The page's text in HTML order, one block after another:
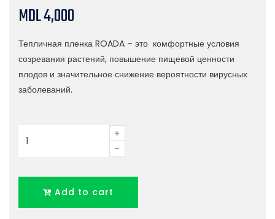
MDL4,000
Тепличная пленка ROADA – это комфортные условия
созревания растений, повышение пищевой ценности
плодов и значительное снижение вероятности вирусных
заболеваний.
quantity
Add to cart